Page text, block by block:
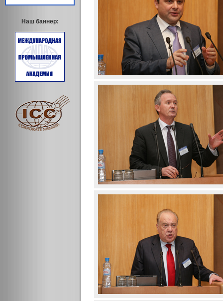
Наш баннер: